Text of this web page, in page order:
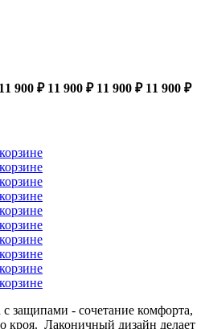
11 900 ₽ 11 900 ₽ 11 900 ₽ 11 900 ₽
защипами - сочетание комфорта,
кроя. Лаконичный дизайн делает